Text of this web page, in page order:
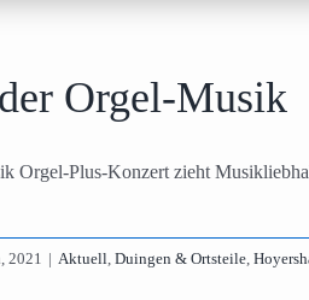
Orgel-Musik
Orgel-Plus-Konzert zieht
2021 | Aktuell, Duingen & Ortsteile,